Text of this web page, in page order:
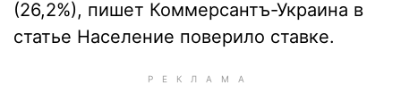
(26,2%), пишет Коммерсантъ-Украина в
статье Население поверило ставке.